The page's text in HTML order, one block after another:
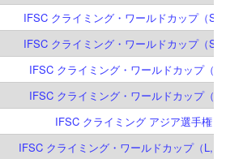
IFSC クライミング・ワールドカップ（S
IFSC クライミング・ワールドカップ（S
IFSC クライミング・ワールドカップ（
IFSC クライミング・ワールドカップ（
IFSC クライミング アジア選手権
IFSC クライミング・ワールドカップ（